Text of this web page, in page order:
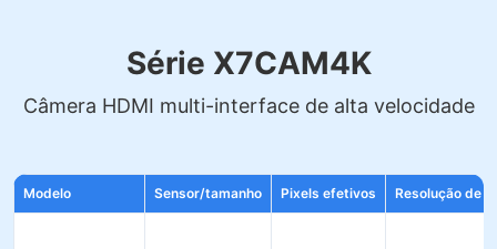
Série X7CAM4K
Câmera HDMI multi-interface de alta velocidade
Modelo Sensor/tamanho Pixels efetivos Resolução de